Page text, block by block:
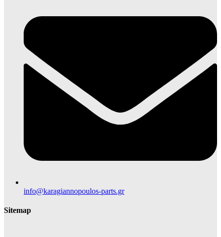
info@karagiannopoulos-parts.gr
Sitemap